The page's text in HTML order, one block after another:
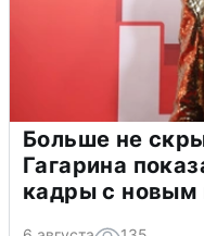
Больше не
Гагарина
кадры с новым